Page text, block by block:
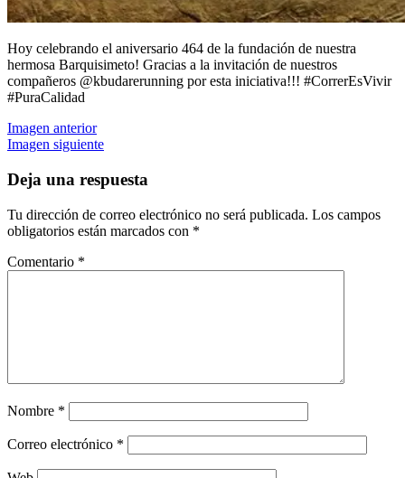
Hoy celebrando el aniversario 464 de la fundación de nuestra
hermosa Barquisimeto! Gracias a la invitación de nuestros
compañeros @kbudarerunning por esta iniciativa!!! #CorrerEsVivir
#PuraCalidad
Imagen anterior
Imagen siguiente
Deja una respuesta
Tu dirección de correo electrónico no será publicada. Los campos
obligatorios están marcados con *
Comentario *
Nombre *
Correo electrónico *